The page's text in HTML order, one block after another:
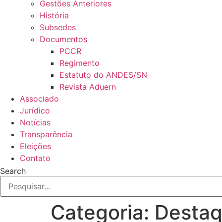
Gestões Anteriores
História
Subsedes
Documentos
PCCR
Regimento
Estatuto do ANDES/SN
Revista Aduern
Associado
Jurídico
Notícias
Transparência
Eleições
Contato
Search
Categoria: